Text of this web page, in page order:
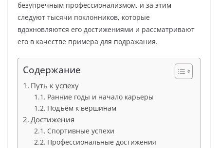
безупречным профессионализмом, и за этим
следуют тысячи поклонников, которые
вдохновляются его достижениями и рассматривают
его в качестве примера для подражания.
Содержание
Путь к успеху
Ранние годы и начало карьеры
Подъём к вершинам
Достижения
Спортивные успехи
Профессиональные достижения